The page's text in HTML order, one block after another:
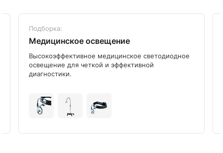
Подборка:
Медицинское освещение
Высокоэффективное медицинское светодиодное
освещение для четкой и эффективной
диагностики.